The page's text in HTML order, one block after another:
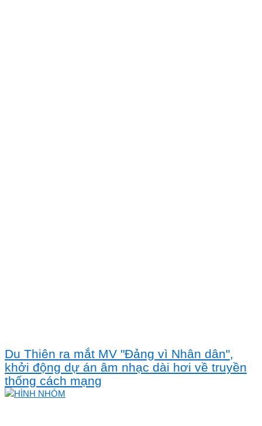
Du Thiên ra mắt MV "Đảng vì Nhân dân",
khởi động dự án âm nhạc dài hơi về truyền
thống cách mạng